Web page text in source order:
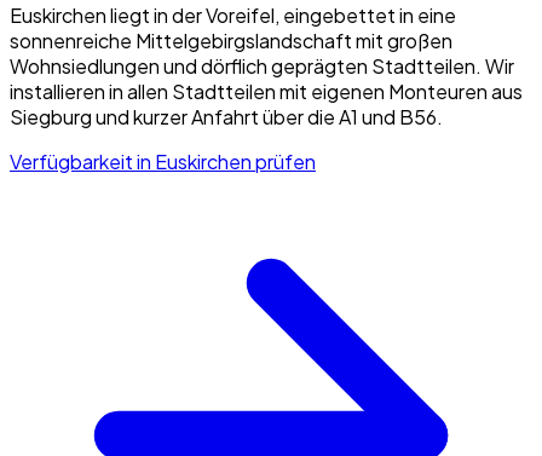
Euskirchen liegt in der Voreifel, eingebettet in eine
sonnenreiche Mittelgebirgslandschaft mit großen
Wohnsiedlungen und dörflich geprägten Stadtteilen. Wir
installieren in allen Stadtteilen mit eigenen Monteuren aus
Siegburg und kurzer Anfahrt über die A1 und B56.
Verfügbarkeit in Euskirchenprüfen